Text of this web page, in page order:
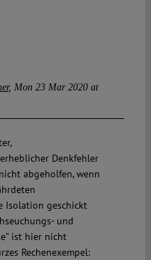
Mon 23 Mar 2020 at
Denkfehler
abgeholfen, wenn
Isolation geschickt
und
ist hier nicht
Rechenexempel: